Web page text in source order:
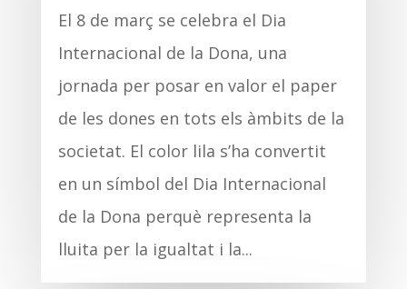
El 8 de març se celebra el Dia
Internacional de la Dona, una
jornada per posar en valor el paper
de les dones en tots els àmbits de la
societat. El color lila s’ha convertit
en un símbol del Dia Internacional
de la Dona perquè representa la
lluita per la igualtat i la...